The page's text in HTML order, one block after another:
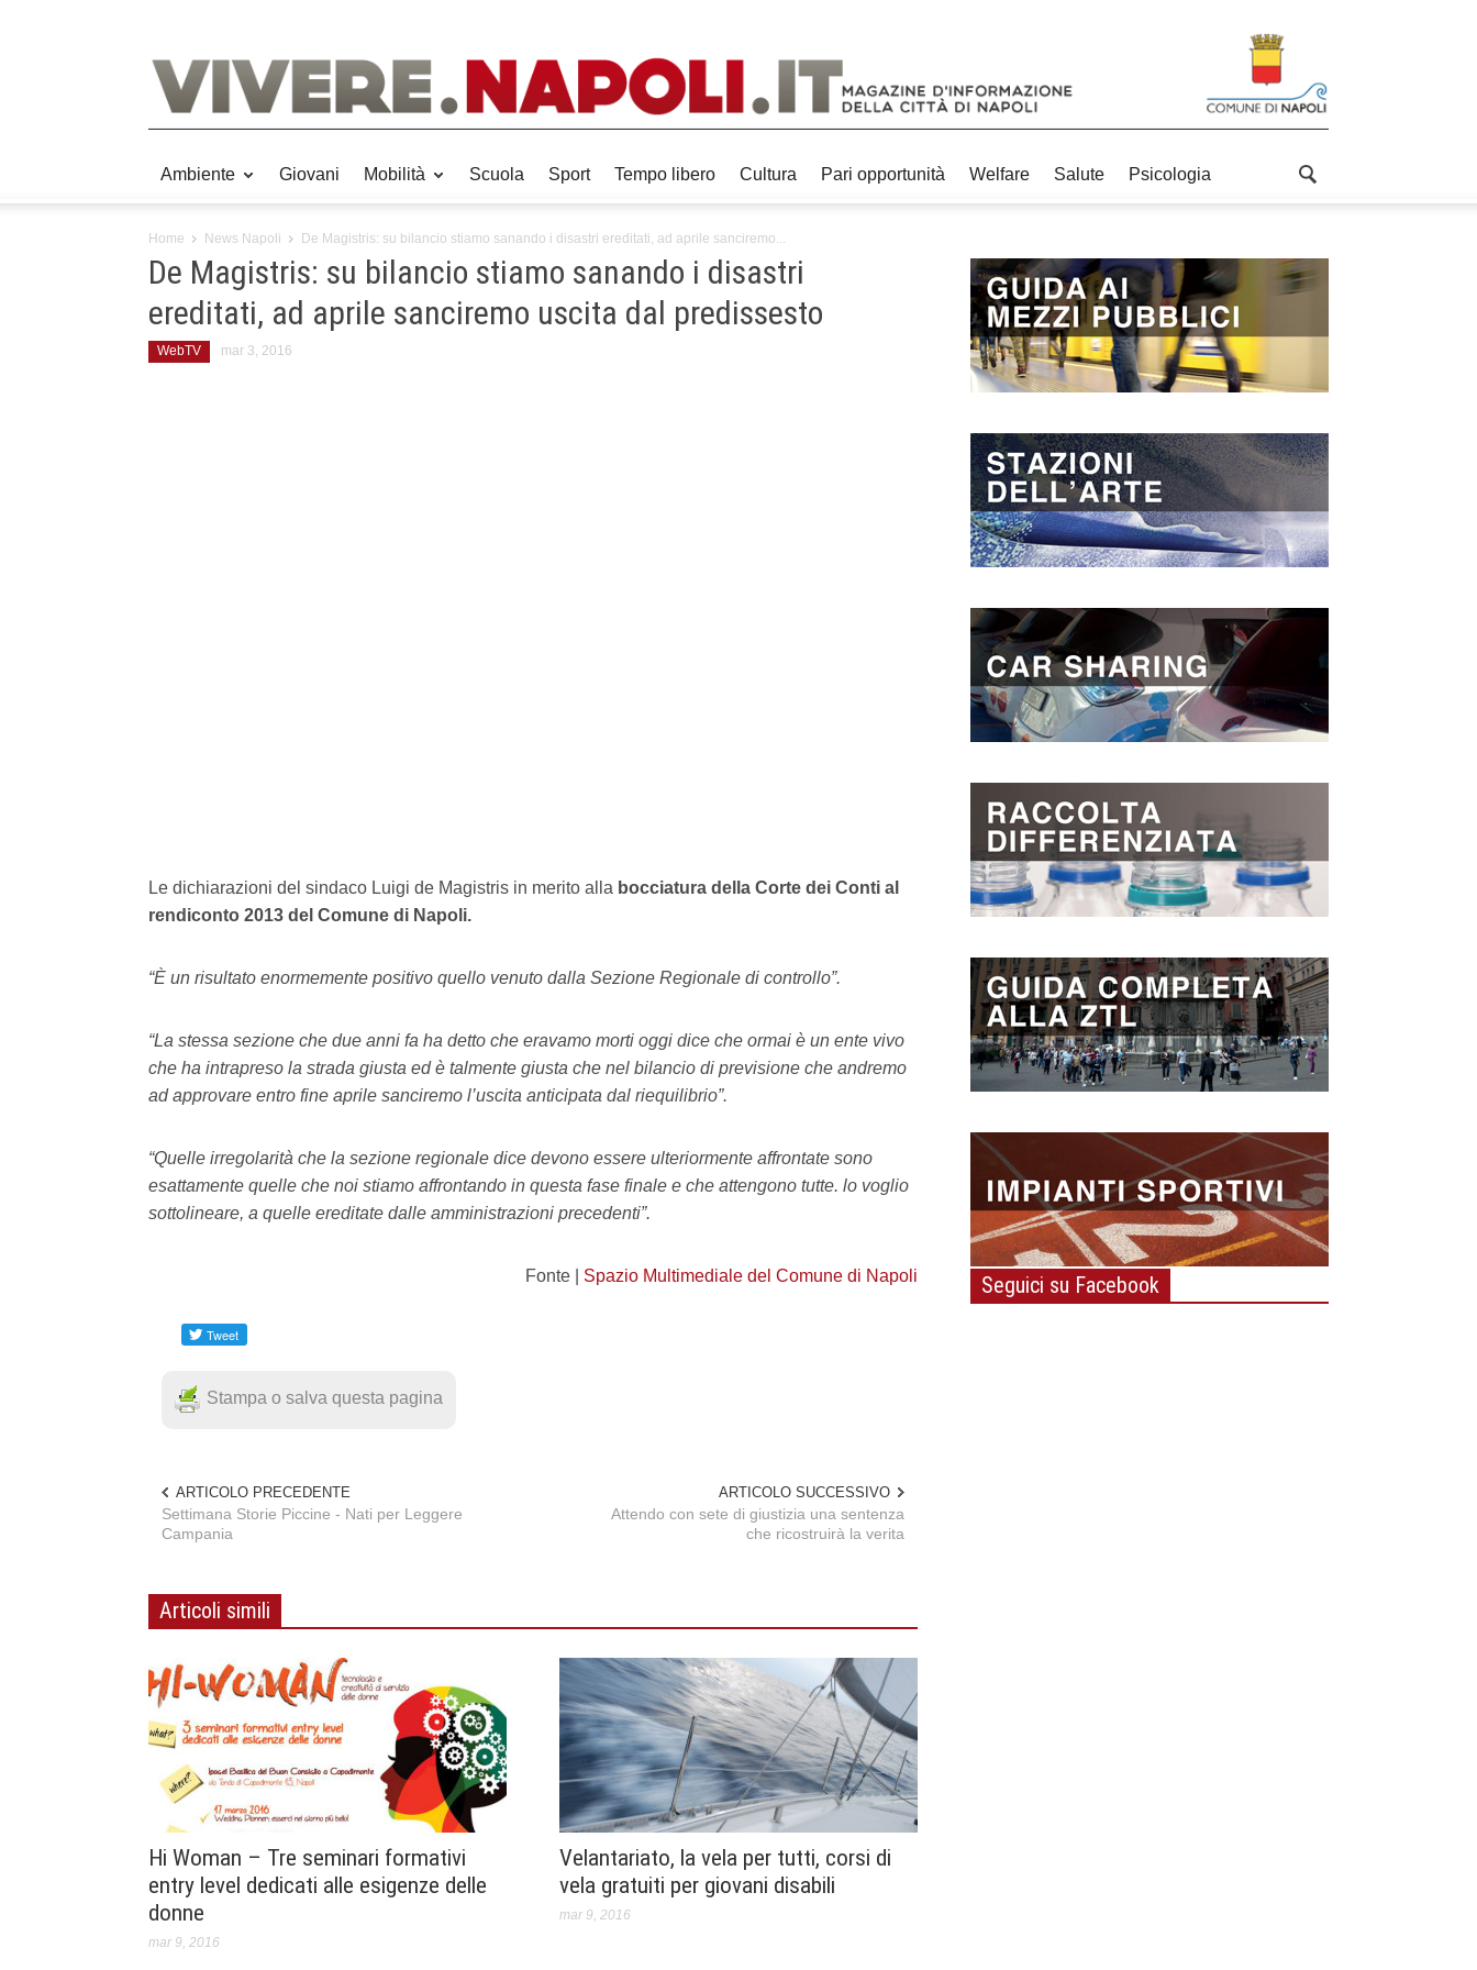
Ambiente Giovani Mobilità Scuola Sport Tempo libero Cultura Pari opportunità Welfare Salute Psicologia
Home News Napoli De Magistris: su bilancio stiamo sanando i disastri ereditati, ad aprile sanciremo...
De Magistris: su bilancio stiamo sanando i disastri
ereditati, ad aprile sanciremo uscita dal predissesto
WebTV mar 3, 2016
Le dichiarazioni del sindaco Luigi de Magistris in merito alla bocciatura della Corte dei Conti al
rendiconto 2013 del Comune di Napoli.
“È un risultato enormemente positivo quello venuto dalla Sezione Regionale di controllo”.
“La stessa sezione che due anni fa ha detto che eravamo morti oggi dice che ormai è un ente vivo
che ha intrapreso la strada giusta ed è talmente giusta che nel bilancio di previsione che andremo
ad approvare entro fine aprile sanciremo l’uscita anticipata dal riequilibrio”.
“Quelle irregolarità che la sezione regionale dice devono essere ulteriormente affrontate sono
esattamente quelle che noi stiamo affrontando in questa fase finale e che attengono tutte. lo voglio
sottolineare, a quelle ereditate dalle amministrazioni precedenti”.
Fonte | Spazio Multimediale del Comune di Napoli
Stampa o salva questa pagina
ARTICOLO PRECEDENTE
Settimana Storie Piccine - Nati per Leggere
Campania
ARTICOLO SUCCESSIVO
Attendo con sete di giustizia una sentenza
che ricostruirà la verita
Articoli simili
Hi Woman – Tre seminari formativi
entry level dedicati alle esigenze delle
donne
mar 9, 2016
Velantariato, la vela per tutti, corsi di
vela gratuiti per giovani disabili
mar 9, 2016
Seguici su Facebook